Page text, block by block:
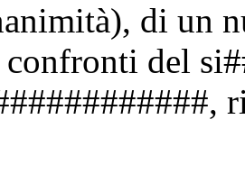
di un
del